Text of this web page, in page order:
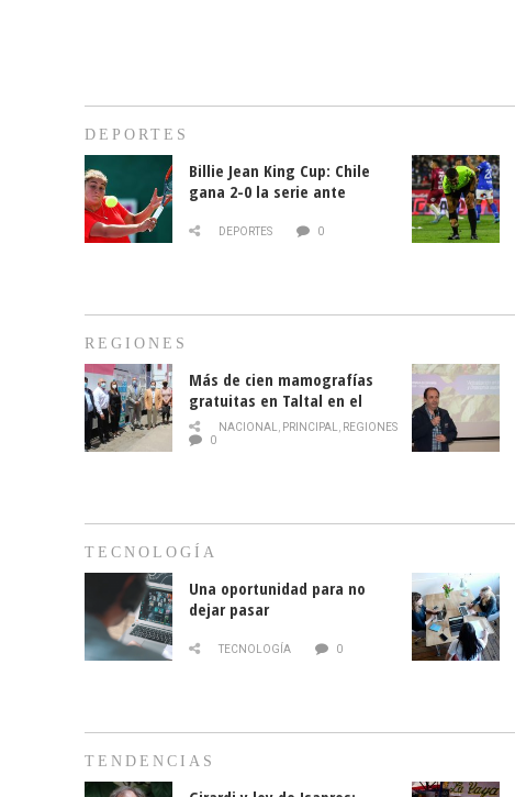
DEPORTES
Billie Jean King Cup: Chile
gana 2-0 la serie ante
DEPORTES 0
REGIONES
Más de cien mamografías
gratuitas en Taltal en el
mes de la prevención del
cáncer de mama
NACIONAL, PRINCIPAL, REGIONES
0
TECNOLOGÍA
Una oportunidad para no
dejar pasar
TECNOLOGÍA 0
TENDENCIAS